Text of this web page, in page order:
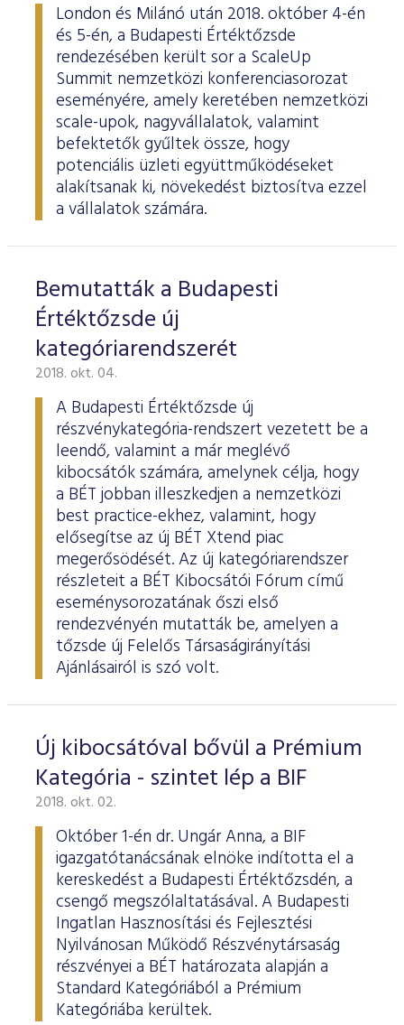
London és Milánó után 2018. október 4-én
és 5-én, a Budapesti Értéktőzsde
rendezésében került sor a ScaleUp
Summit nemzetközi konferenciasorozat
eseményére, amely keretében nemzetközi
scale-upok, nagyvállalatok, valamint
befektetők gyűltek össze, hogy
potenciális üzleti együttműködéseket
alakítsanak ki, növekedést biztosítva ezzel
a vállalatok számára.
Bemutatták a Budapesti
Értéktőzsde új
kategóriarendszerét
2018. okt. 04.
A Budapesti Értéktőzsde új
részvénykategória-rendszert vezetett be a
leendő, valamint a már meglévő
kibocsátók számára, amelynek célja, hogy
a BÉT jobban illeszkedjen a nemzetközi
best practice-ekhez, valamint, hogy
elősegítse az új BÉT Xtend piac
megerősödését. Az új kategóriarendszer
részleteit a BÉT Kibocsátói Fórum című
eseménysorozatának őszi első
rendezvényén mutatták be, amelyen a
tőzsde új Felelős Társaságirányítási
Ajánlásairól is szó volt.
Új kibocsátóval bővül a Prémium
Kategória - szintet lép a BIF
2018. okt. 02.
Október 1-én dr. Ungár Anna, a BIF
igazgatótanácsának elnöke indította el a
kereskedést a Budapesti Értéktőzsdén, a
csengő megszólaltatásával. A Budapesti
Ingatlan Hasznosítási és Fejlesztési
Nyilvánosan Működő Részvénytársaság
részvényei a BÉT határozata alapján a
Standard Kategóriából a Prémium
Kategóriába kerültek.